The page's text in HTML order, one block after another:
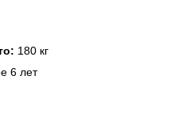
180 кг
6 лет